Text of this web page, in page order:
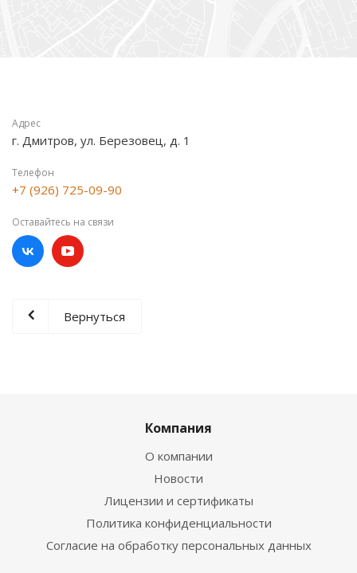
Адрес
г. Дмитров, ул. Березовец, д. 1
Телефон
+7 (926) 725-09-90
Оставайтесь на связи
Вернуться
Компания
О компании
Новости
Лицензии и сертификаты
Политика конфиденциальности
Согласие на обработку персональных данных